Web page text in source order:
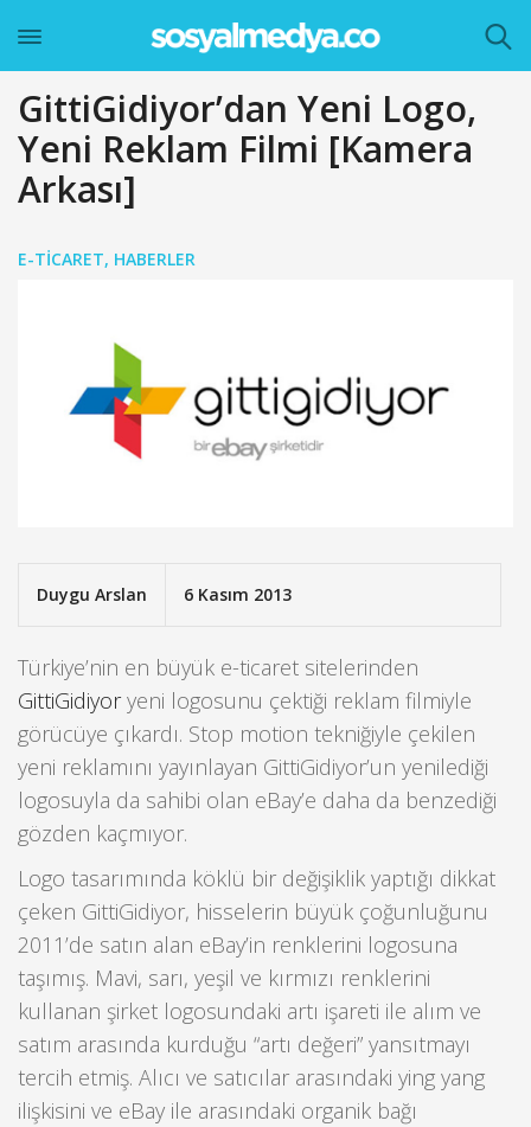
GittiGidiyor’dan Yeni Logo,
Yeni Reklam Filmi [Kamera
Arkası]
E-TICARET, HABERLER
Duygu Arslan 6 Kasım 2013
Türkiye’nin en büyük e-ticaret sitelerinden
GittiGidiyoryeni logosunu çektiği reklam filmiyle
görücüye çıkardı. Stop motion tekniğiyle çekilen
yeni reklamını yayınlayan GittiGidiyor’un yenilediği
logosuyla da sahibi olan eBay’e daha da benzediği
gözden kaçmıyor.
Logo tasarımında köklü bir değişiklik yaptığı dikkat
çeken GittiGidiyor, hisselerin büyük çoğunluğunu
2011’de satın alan eBay’in renklerini logosuna
taşımış. Mavi, sarı, yeşil ve kırmızı renklerini
kullanan şirket logosundaki artı işareti ile alım ve
satım arasında kurduğu “artı değeri” yansıtmayı
tercih etmiş. Alıcı ve satıcılar arasındaki ying yang
ilişkisini ve eBay ile arasındaki organik bağı